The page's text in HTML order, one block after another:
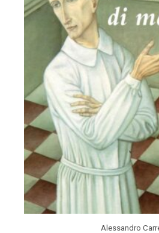
Alessandro